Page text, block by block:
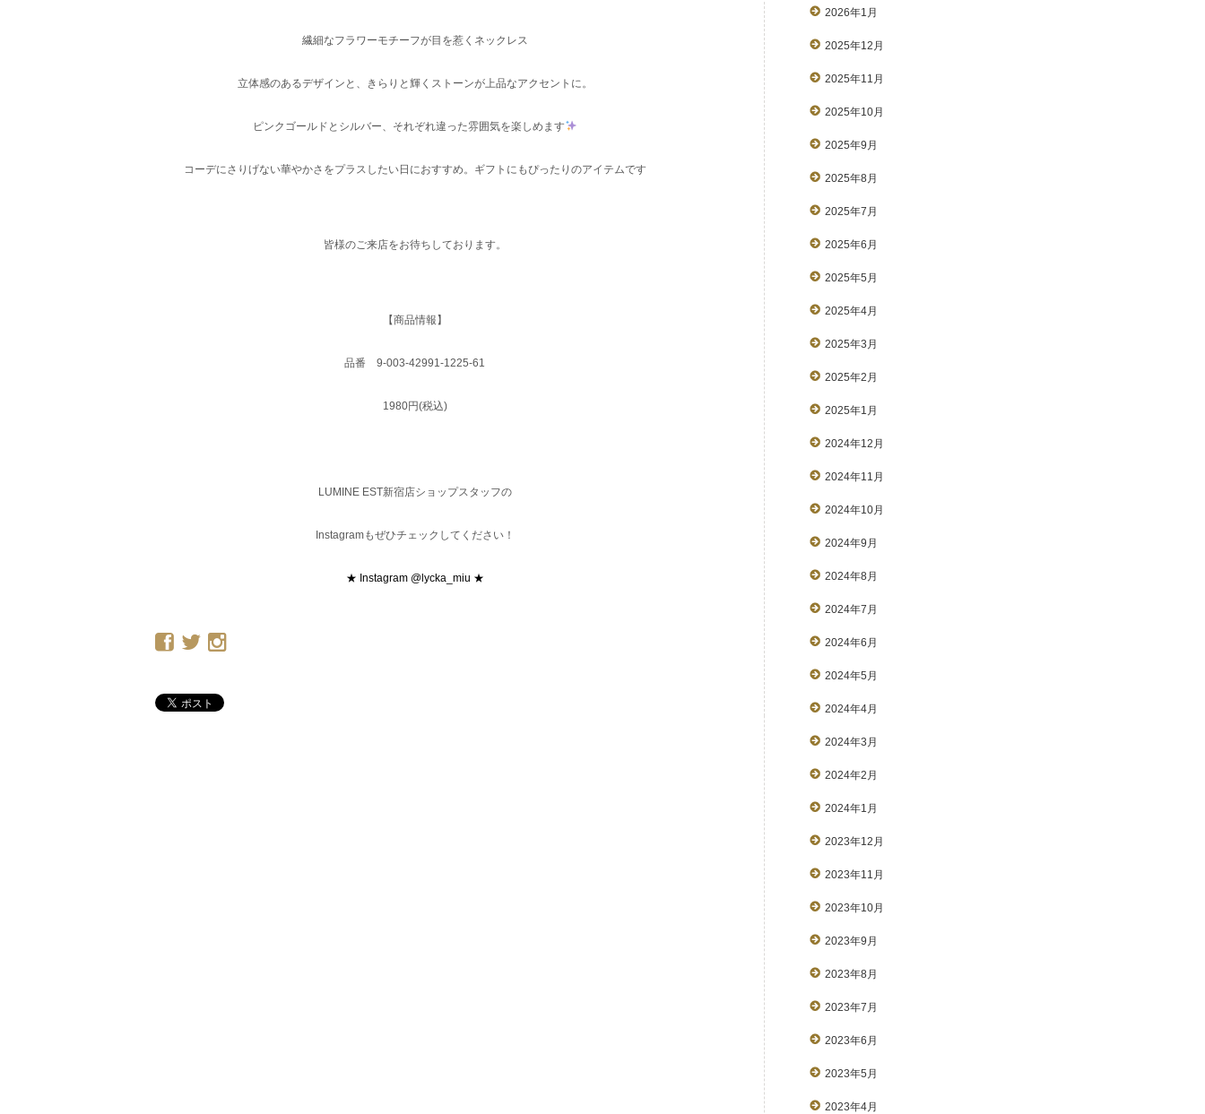
繊細なフラワーモチーフが目を惹くネックレス
立体感のあるデザインと、きらりと輝くストーンが上品なアクセントに。
ピンクゴールドとシルバー、それぞれ違った雰囲気を楽しめます
コーデにさりげない華やかさをプラスしたい日におすすめ。ギフトにもぴったりのアイテムです
皆様のご来店をお待ちしております。
【商品情報】
品番 9-003-42991-1225-61
1980円(税込)
LUMINE EST新宿店ショップスタッフの
Instagramもぜひチェックしてください！
★ Instagram @lycka_miu ★
2026年1月
2025年12月
2025年11月
2025年10月
2025年9月
2025年8月
2025年7月
2025年6月
2025年5月
2025年4月
2025年3月
2025年2月
2025年1月
2024年12月
2024年11月
2024年10月
2024年9月
2024年8月
2024年7月
2024年6月
2024年5月
2024年4月
2024年3月
2024年2月
2024年1月
2023年12月
2023年11月
2023年10月
2023年9月
2023年8月
2023年7月
2023年6月
2023年5月
2023年4月